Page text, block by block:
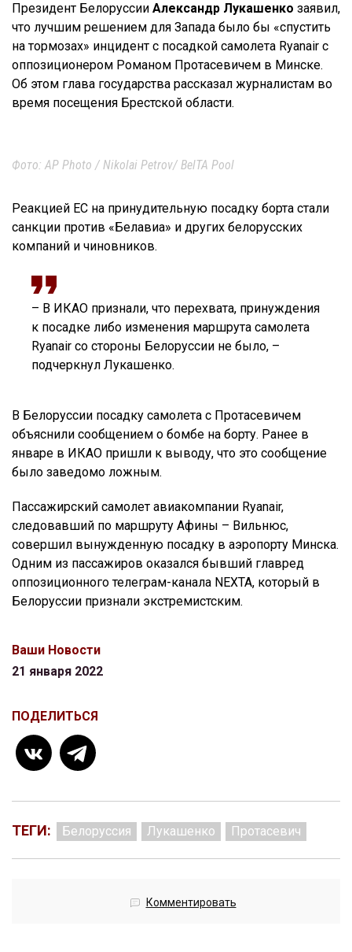
Президент Белоруссии Александр Лукашенко заявил,
что лучшим решением для Запада было бы «спустить
на тормозах» инцидент с посадкой самолета Ryanair с
оппозиционером Романом Протасевичем в Минске.
Об этом глава государства рассказал журналистам во
время посещения Брестской области.
Фото: AP Photo / Nikolai Petrov/ BelTA Pool
Реакцией ЕС на принудительную посадку борта стали
санкции против «Белавиа» и других белорусских
компаний и чиновников.
– В ИКАО признали, что перехвата, принуждения
к посадке либо изменения маршрута самолета
Ryanair со стороны Белоруссии не было, –
подчеркнул Лукашенко.
В Белоруссии посадку самолета с Протасевичем
объяснили сообщением о бомбе на борту. Ранее в
январе в ИКАО пришли к выводу, что это сообщение
было заведомо ложным.
Пассажирский самолет авиакомпании Ryanair,
следовавший по маршруту Афины – Вильнюс,
совершил вынужденную посадку в аэропорту Минска.
Одним из пассажиров оказался бывший главред
оппозиционного телеграм-канала NEXTA, который в
Белоруссии признали экстремистским.
Ваши Новости
21 января 2022
ПОДЕЛИТЬСЯ
ТЕГИ: Белоруссия Лукашенко Протасевич
Комментировать